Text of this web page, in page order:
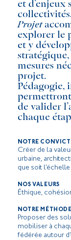
et d’enjeux
Projet
explorer le
et y
mesures
projet.
Pédagogie,
de valider
chaque
NOTRE
Créer de la
urbaine,
que soit l’échelle
NOS VALEURS
Éthique,
NOTRE MÉTHODE
Proposer des
mobiliser à
fédérée autour